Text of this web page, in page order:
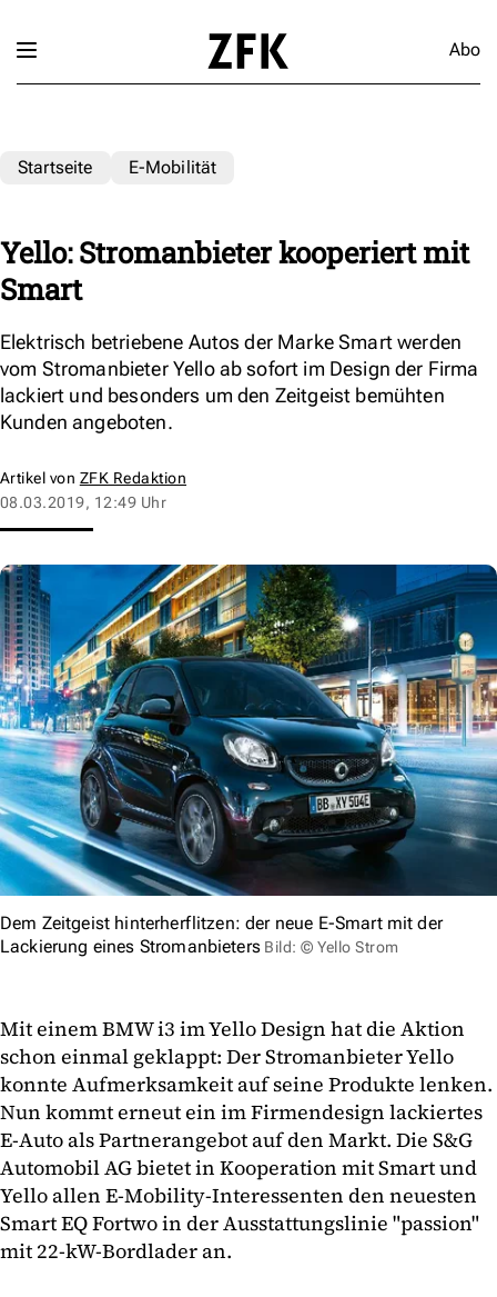
Abo
Startseite E-Mobilität
Yello: Stromanbieter kooperiert mit
Smart
Elektrisch betriebene Autos der Marke Smart werden
vom Stromanbieter Yello ab sofort im Design der Firma
lackiert und besonders um den Zeitgeist bemühten
Kunden angeboten.
Artikel von ZFK Redaktion
08.03.2019, 12:49 Uhr
Dem Zeitgeist hinterherflitzen: der neue E-Smart mit der
Lackierung eines Stromanbieters Bild: © Yello Strom
Mit einem BMW i3 im Yello Design hat die Aktion
schon einmal geklappt: Der Stromanbieter Yello
konnte Aufmerksamkeit auf seine Produkte lenken.
Nun kommt erneut ein im Firmendesign lackiertes
E-Auto als Partnerangebot auf den Markt. Die S&G
Automobil AG bietet in Kooperation mit Smart und
Yello allen E-Mobility-Interessenten den neuesten
Smart EQ Fortwo in der Ausstattungslinie "passion"
mit 22-kW-Bordlader an.